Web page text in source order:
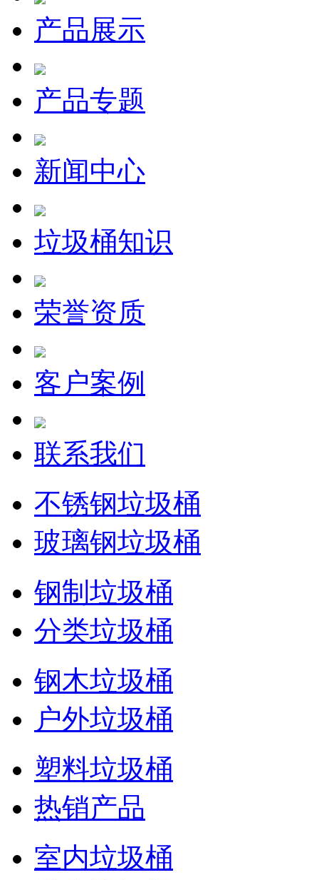
产品展示
产品专题
新闻中心
垃圾桶知识
荣誉资质
客户案例
联系我们
不锈钢垃圾桶
玻璃钢垃圾桶
钢制垃圾桶
分类垃圾桶
钢木垃圾桶
户外垃圾桶
塑料垃圾桶
热销产品
室内垃圾桶